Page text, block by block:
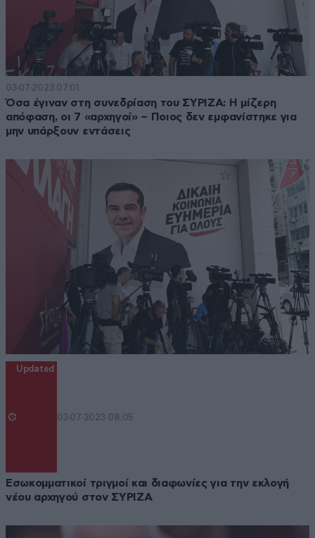
03·07·2023 07:01
Όσα έγιναν στη συνεδρίαση του ΣΥΡΙΖΑ: Η μίζερη
απόφαση, οι 7 «αρχηγοί» – Ποιος δεν εμφανίστηκε για
μην υπάρξουν εντάσεις
Updated
03·07·2023 08:05
Εσωκομματικοί τριγμοί και διαφωνίες για την εκλογή
νέου αρχηγού στον ΣΥΡΙΖΑ